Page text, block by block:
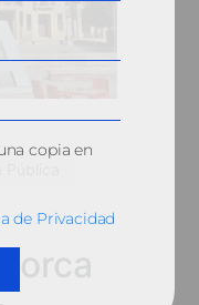
copia en
de Privacidad